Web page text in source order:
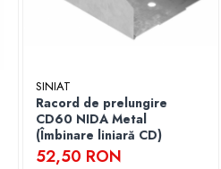
SINIAT
Racord de prelungire
CD60 NIDA Metal
(Îmbinare liniară CD)
52,50 RON